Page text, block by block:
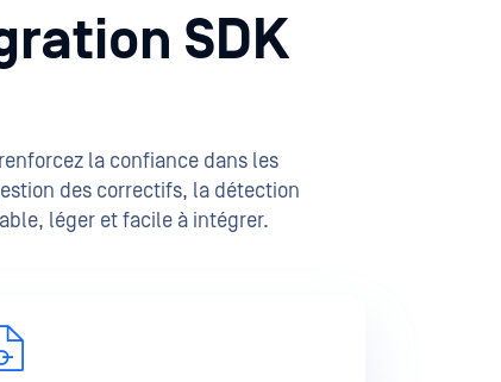
SDK
la confiance dans les
des correctifs, la détection
léger et facile à intégrer.